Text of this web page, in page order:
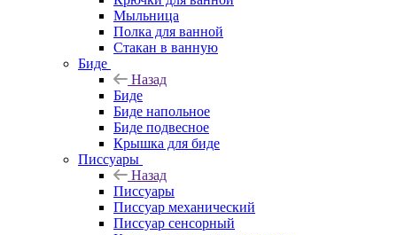
Мыльница
Полка для ванной
Стакан в ванную
Биде
Назад
Биде
Биде напольное
Биде подвесное
Крышка для биде
Писсуары
Назад
Писсуары
Писсуар механический
Писсуар сенсорный